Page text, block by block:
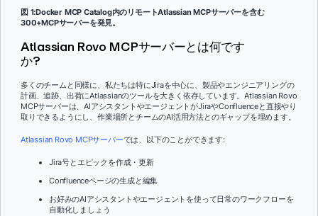
図 1:Docker MCP Catalog内のリモートAtlassian MCPサーバーを含む
300+MCPサーバーを発見。
Atlassian Rovo MCPサーバーとは何です
か?
多くのチームと同様に、私たちは特にJiraを中心に、製品やエンジニアリングの
計画、追跡、出荷にAtlassianのツールを大きく依存しています。Atlassian Rovo
MCPサーバーは、AIアシスタントやエージェントがJiraやConfluenceと直接やり
取りできるようにし、作業場所とチームのAI活用方法とのギャップを埋めます。
Atlassian Rovo MCPサーバーでは、以下のことができます:
Jira号とエピックを作成・更新
Confluenceページの生成と編集
お好みのAIアシスタントやエージェントを使って日常のワークフローを
自動化しましょう